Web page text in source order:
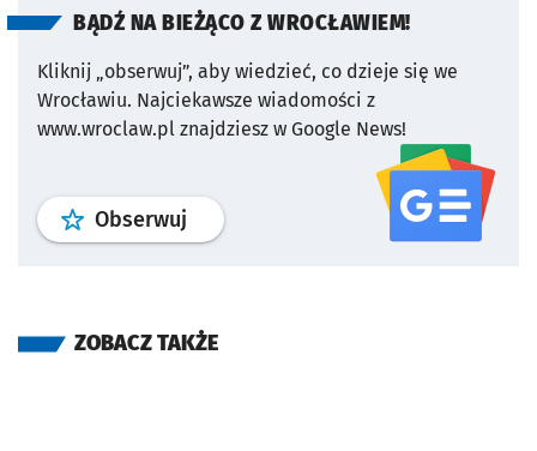
BĄDŹ NA BIEŻĄCO Z WROCŁAWIEM!
Kliknij „obserwuj”, aby wiedzieć, co dzieje się we
Wrocławiu. Najciekawsze wiadomości z
www.wroclaw.pl znajdziesz w Google News!
Obserwuj profil serwisu
ZOBACZ TAKŻE